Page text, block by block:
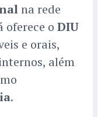
na rede
oferece o DIU
e orais,
além
.